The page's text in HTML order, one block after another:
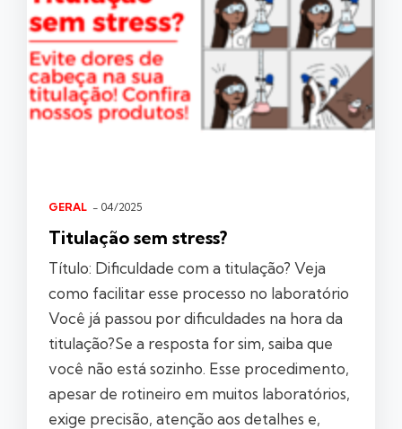
GERAL - 04/2025
Titulação sem stress?
Título: Dificuldade com a titulação? Veja
como facilitar esse processo no laboratório
Você já passou por dificuldades na hora da
titulação?Se a resposta for sim, saiba que
você não está sozinho. Esse procedimento,
apesar de rotineiro em muitos laboratórios,
exige precisão, atenção aos detalhes e,